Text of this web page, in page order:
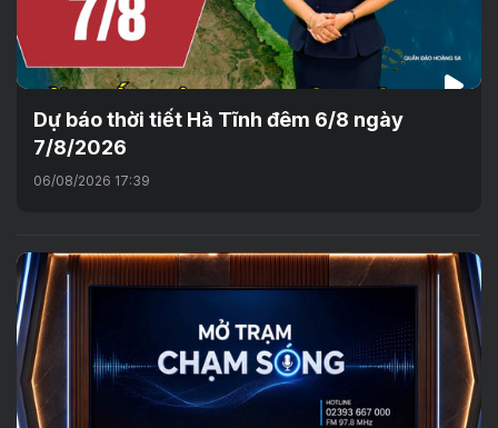
Dự báo thời tiết Hà Tĩnh đêm 6/8 ngày
7/8/2026
06/08/2026 17:39